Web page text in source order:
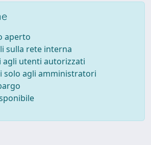
aperto
sulla rete interna
agli utenti autorizzati
solo agli amministratori